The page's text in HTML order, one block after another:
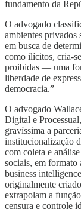
fundamento da
O advogado
ambientes privados
em busca de
como ilícitos, cria-
proibidas — uma
liberdade de
democracia.”
O advogado
Digital e
gravíssima a
institucionalização
com coleta e
sociais, em formato
business
originalmente
extrapolam a
censura e controle